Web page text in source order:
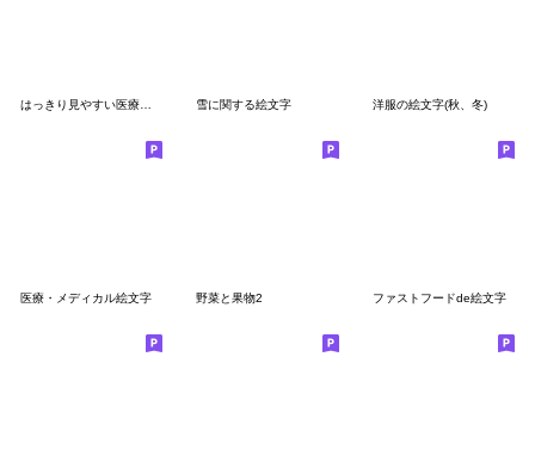
はっきり見やすい医療絵文字 雪に関する絵文字 洋服の絵文字(秋、冬)
医療・メディカル絵文字 野菜と果物2 ファストフードde絵文字